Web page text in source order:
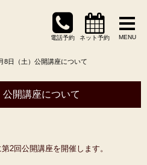
電話予約 ネット予約 MENU
8日（土）公開講座について
開講座について
2回公開講座を開催します。